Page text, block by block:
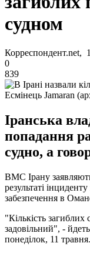
судном
Корреспондент.net,
0
839
Есмінець Jamaran
Іранська
попадання
судно, а
ВМС Ірану
результаті
забезпечення в
"Кількість загиблих
задовільний", -
понеділок, 11 травня.